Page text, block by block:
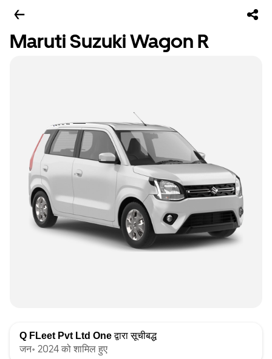
Maruti Suzuki Wagon R
Q FLeet Pvt Ltd Oneद्वारा सूचीबद्ध
जन॰ 2024 को शामिल हुए